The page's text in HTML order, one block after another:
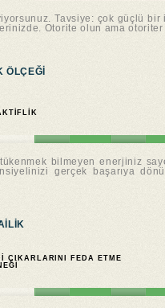
Tavsiye: çok güçlü
Otorite olun ama otoriter
ÖLÇEĞI
bilmeyen enerjiniz
gerçek başarıya
ÇIKARLARINI FEDA ETME